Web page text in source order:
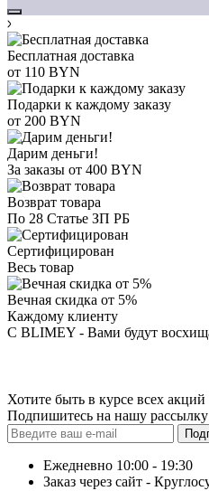
Бесплатная доставка
от 110 BYN
Подарки к каждому заказу
от 200 BYN
Дарим деньги!
За заказы от 400 BYN
Возврат товара
По 28 Статье ЗП РБ
Сертифицирован
Весь товар
Вечная скидка от 5%
Каждому клиенту
С BLIMEY - Вами будут
Хотите быть в курсе всех
Подпишитесь на нашу рассылку
Ежедневно 10:00 - 19:30
Заказ через сайт -